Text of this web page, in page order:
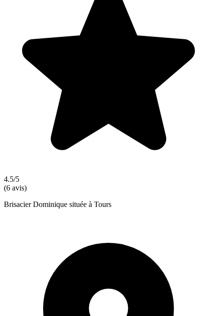
4.5/5
(6 avis)
Brisacier Dominique située à Tours